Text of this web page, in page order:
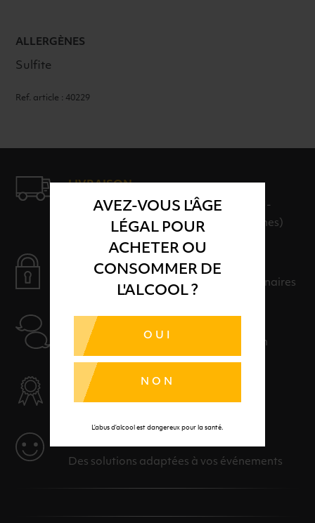
AVEZ-VOUS L'ÂGE
LÉGAL POUR
ACHETER OU
CONSOMMER DE
L'ALCOOL ?
OUI
NON
L’abus d’alcool est dangereux pour la santé.
ALLERGÈNES
Sulfite
Ref. article : 40229
LIVRAISON
LIVRAISON EN 24H ET GRATUITE AU-
DELÀ DE 100€ D'ACHAT (hors consignes)
PAIEMENT SÉCURISÉ
Payer en toute sérénité avec nos partenaires
AIDE
Nos conseillers sont à votre disposition
SÉLECTION & QUALITÉ
Des produits sélectionnés avec soins
Des solutions adaptées à vos événements